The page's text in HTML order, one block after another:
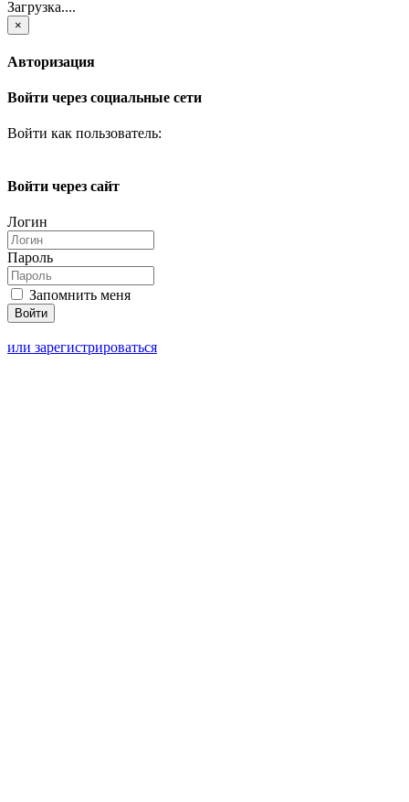
Загрузка....
×
Авторизация
Войти через социальные сети
Войти как пользователь:
Войти через сайт
Логин
Пароль
Запомнить меня
или зарегистрироваться